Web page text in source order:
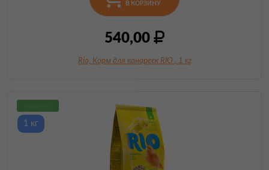
В КОРЗИНУ
540,00
Rio, Корм для канареек RIO , 1 кг
1 кг